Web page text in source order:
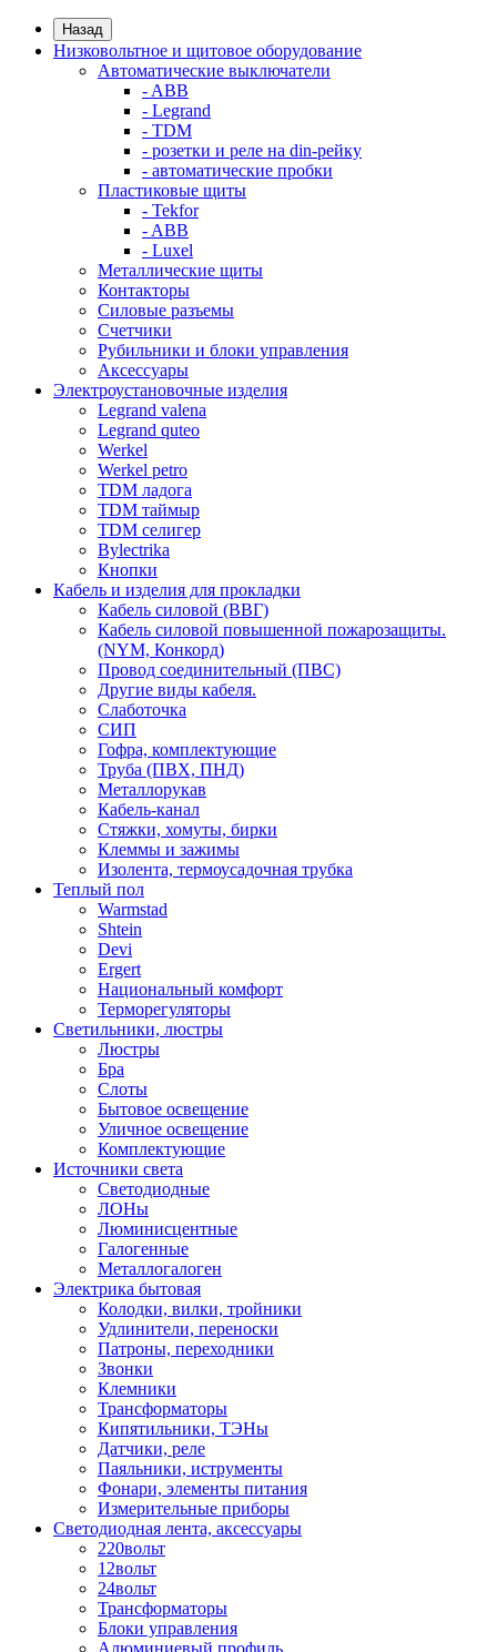
Назад
Низковольтное и щитовое оборудование
Автоматические выключатели
- ABB
- Legrand
- TDM
- розетки и реле на din-рейку
- автоматические пробки
Пластиковые щиты
- Tekfor
- ABB
- Luxel
Металлические щиты
Контакторы
Силовые разъемы
Счетчики
Рубильники и блоки управления
Аксессуары
Электроустановочные изделия
Legrand valena
Legrand quteo
Werkel
Werkel petro
TDM ладога
TDM таймыр
TDM селигер
Bylectrika
Кнопки
Кабель и изделия для прокладки
Кабель силовой (ВВГ)
Кабель силовой повышенной пожарозащиты.
(NYM, Конкорд)
Провод соединительный (ПВС)
Другие виды кабеля.
Слаботочка
СИП
Гофра, комплектующие
Труба (ПВХ, ПНД)
Металлорукав
Кабель-канал
Стяжки, хомуты, бирки
Клеммы и зажимы
Изолента, термоусадочная трубка
Теплый пол
Warmstad
Shtein
Devi
Ergert
Национальный комфорт
Терморегуляторы
Светильники, люстры
Люстры
Бра
Слоты
Бытовое освещение
Уличное освещение
Комплектующие
Источники света
Светодиодные
ЛОНы
Люминисцентные
Галогенные
Металлогалоген
Электрика бытовая
Колодки, вилки, тройники
Удлинители, переноски
Патроны, переходники
Звонки
Клемники
Трансформаторы
Кипятильники, ТЭНы
Датчики, реле
Паяльники, иструменты
Фонари, элементы питания
Измерительные приборы
Светодиодная лента, аксессуары
220вольт
12вольт
24вольт
Трансформаторы
Блоки управления
Алюминиевый профиль